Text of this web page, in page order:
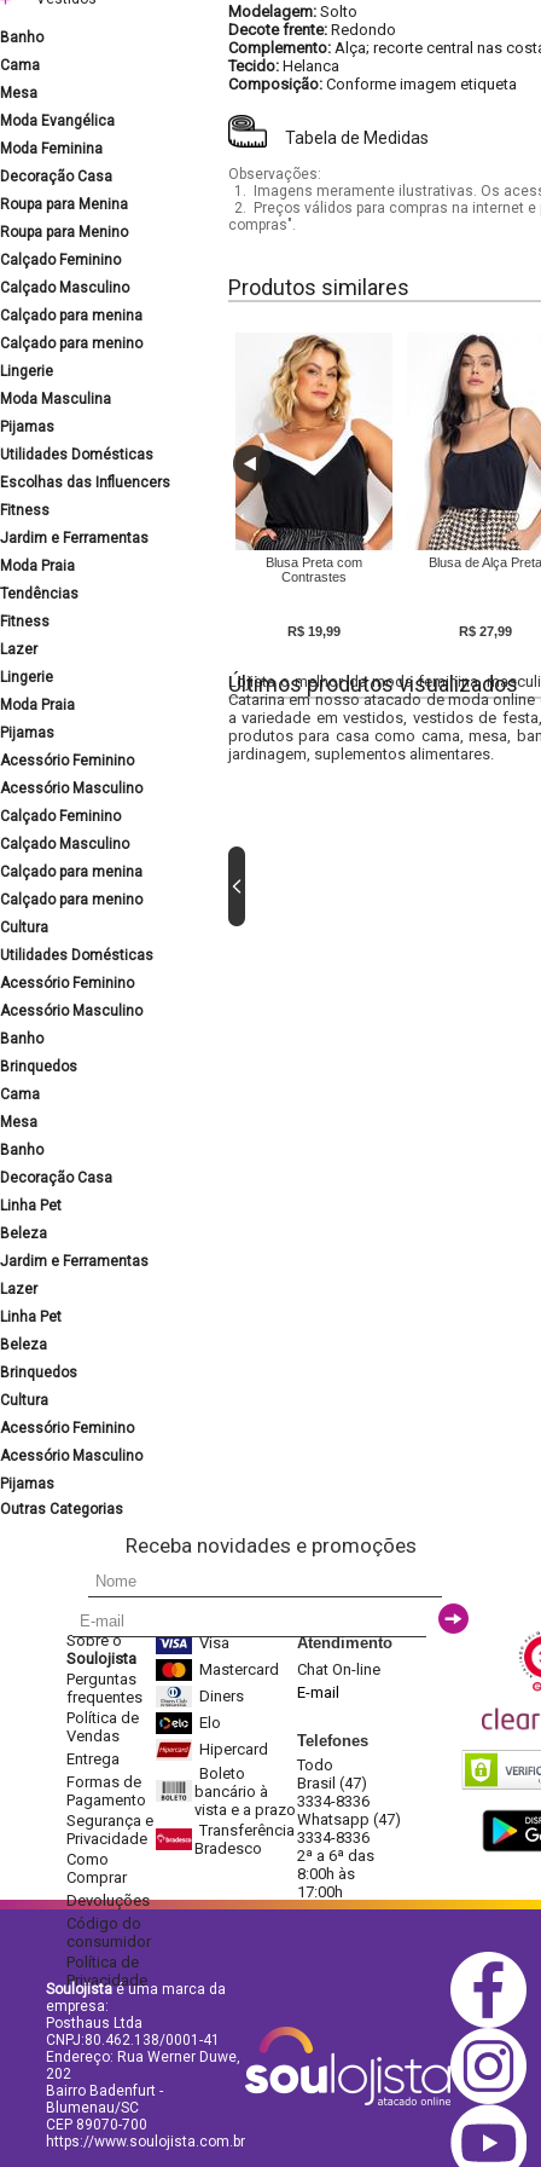
Banho
Cama
Mesa
Moda Evangélica
Moda Feminina
Decoração Casa
Roupa para Menina
Roupa para Menino
Calçado Feminino
Calçado Masculino
Calçado para menina
Calçado para menino
Lingerie
Moda Masculina
Pijamas
Utilidades Domésticas
Escolhas das Influencers
Fitness
Jardim e Ferramentas
Moda Praia
Tendências
Fitness
Lazer
Lingerie
Moda Praia
Pijamas
Acessório Feminino
Acessório Masculino
Calçado Feminino
Calçado Masculino
Calçado para menina
Calçado para menino
Cultura
Utilidades Domésticas
Acessório Feminino
Acessório Masculino
Banho
Brinquedos
Cama
Mesa
Banho
Decoração Casa
Linha Pet
Beleza
Jardim e Ferramentas
Lazer
Linha Pet
Beleza
Brinquedos
Cultura
Acessório Feminino
Acessório Masculino
Pijamas
Outras Categorias
Modelagem: Solto
Decote frente: Redondo
Complemento: Alça; recorte central nas
Tecido: Helanca
Composição: Conforme imagem etiqueta
Tabela de Medidas
Observações:
1.
Imagens meramente ilustrativas. Os
2.
Preços válidos para compras na internet
compras".
Produtos similares
Blusa Preta com
Contrastes
R$ 19,99
Blusa de Alça Preta
R$ 27,99
Últimos produtos visualizados
Lojista o melhor da moda feminina,
Catarina em nosso atacado de moda
a variedade em vestidos, vestidos de
produtos para casa como cama, mesa,
jardinagem, suplementos alimentares.
Receba novidades e promoções
Sobre o
Soulojista
Perguntas
frequentes
Política de
Vendas
Entrega
Formas de
Pagamento
Segurança e
Privacidade
Como
Comprar
Devoluções
Código do
consumidor
Política de
Privacidade
Visa
Mastercard
Diners
Elo
Hipercard
Boleto
bancário à
vista e a prazo
Transferência
Bradesco
Atendimento
Chat On-line
E-mail
Telefones
Todo
Brasil (47)
3334-8336
Whatsapp (47)
3334-8336
2ª a 6ª das
8:00h às
17:00h
Soulojistaé uma marca da
empresa:
Posthaus Ltda
CNPJ:80.462.138/0001-41
Endereço: Rua Werner Duwe,
202
Bairro Badenfurt -
Blumenau/SC
CEP 89070-700
https://www.soulojista.com.br